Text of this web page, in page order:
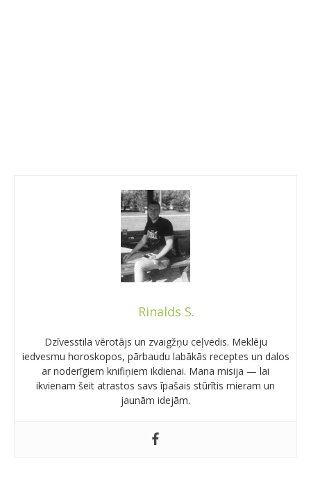
Rinalds S.
Dzīvesstila vērotājs un zvaigžņu ceļvedis. Meklēju
iedvesmu horoskopos, pārbaudu labākās receptes un dalos
ar noderīgiem knifiņiem ikdienai. Mana misija — lai
ikvienam šeit atrastos savs īpašais stūrītis mieram un
jaunām idejām.